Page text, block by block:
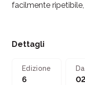
facilmente ripetibile,
Dettagli
Edizione
6